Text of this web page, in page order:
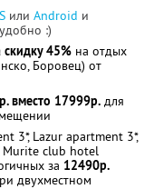
или Android и
:)
скидку 45% на отдых
Боровец) от
вместо 17999р. для
3*, Lazur apartment 3*,
Murite club hotel
за 12490р.
двухместном